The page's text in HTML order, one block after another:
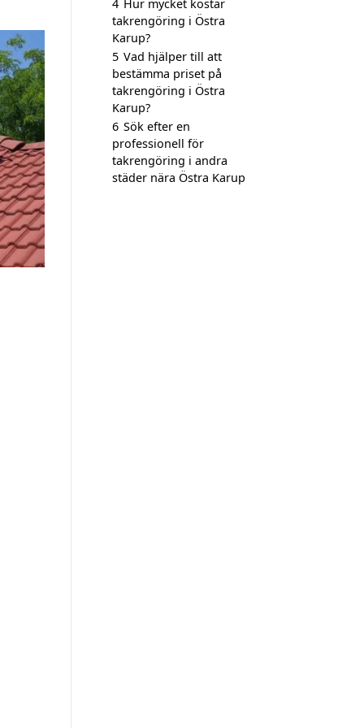
4 Hur mycket kostar
takrengöring i Östra
Karup?
5 Vad hjälper till att
bestämma priset på
takrengöring i Östra
Karup?
6 Sök efter en
professionell för
takrengöring i andra
städer nära Östra Karup